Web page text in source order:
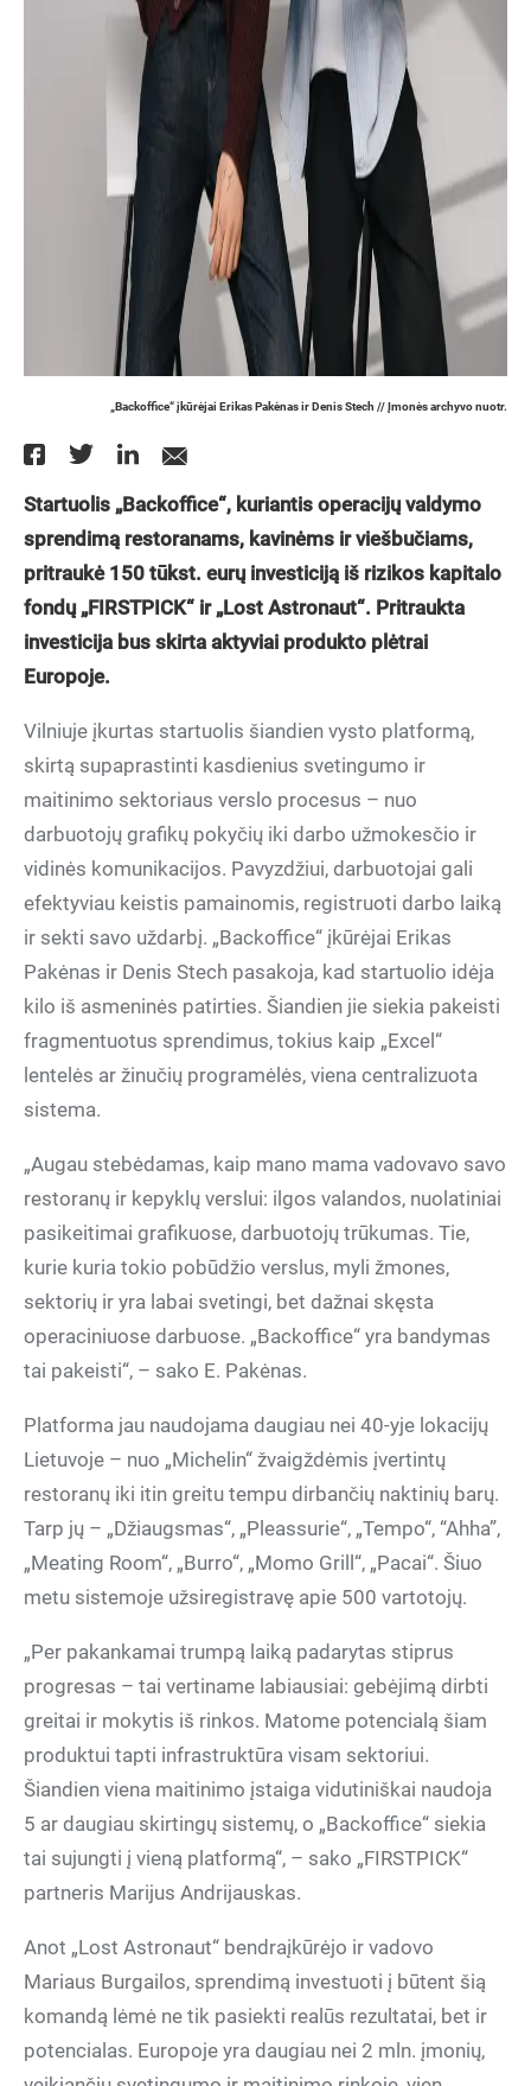
„Backoffice“ įkūrėjai Erikas Pakėnas ir Denis Stech // Įmonės archyvo nuotr.
Startuolis „Backoffice“, kuriantis operacijų valdymo
sprendimą restoranams, kavinėms ir viešbučiams,
pritraukė 150 tūkst. eurų investiciją iš rizikos kapitalo
fondų „FIRSTPICK“ ir „Lost Astronaut“. Pritraukta
investicija bus skirta aktyviai produkto plėtrai
Europoje.
Vilniuje įkurtas startuolis šiandien vysto platformą,
skirtą supaprastinti kasdienius svetingumo ir
maitinimo sektoriaus verslo procesus – nuo
darbuotojų grafikų pokyčių iki darbo užmokesčio ir
vidinės komunikacijos. Pavyzdžiui, darbuotojai gali
efektyviau keistis pamainomis, registruoti darbo laiką
ir sekti savo uždarbį. „Backoffice“ įkūrėjai Erikas
Pakėnas ir Denis Stech pasakoja, kad startuolio idėja
kilo iš asmeninės patirties. Šiandien jie siekia pakeisti
fragmentuotus sprendimus, tokius kaip „Excel“
lentelės ar žinučių programėlės, viena centralizuota
sistema.
„Augau stebėdamas, kaip mano mama vadovavo savo
restoranų ir kepyklų verslui: ilgos valandos, nuolatiniai
pasikeitimai grafikuose, darbuotojų trūkumas. Tie,
kurie kuria tokio pobūdžio verslus, myli žmones,
sektorių ir yra labai svetingi, bet dažnai skęsta
operaciniuose darbuose. „Backoffice“ yra bandymas
tai pakeisti“, – sako E. Pakėnas.
Platforma jau naudojama daugiau nei 40-yje lokacijų
Lietuvoje – nuo „Michelin“ žvaigždėmis įvertintų
restoranų iki itin greitu tempu dirbančių naktinių barų.
Tarp jų – „Džiaugsmas“, „Pleassurie“, „Tempo“, “Ahha”,
„Meating Room“, „Burro“, „Momo Grill“, „Pacai“. Šiuo
metu sistemoje užsiregistravę apie 500 vartotojų.
„Per pakankamai trumpą laiką padarytas stiprus
progresas – tai vertiname labiausiai: gebėjimą dirbti
greitai ir mokytis iš rinkos. Matome potencialą šiam
produktui tapti infrastruktūra visam sektoriui.
Šiandien viena maitinimo įstaiga vidutiniškai naudoja
5 ar daugiau skirtingų sistemų, o „Backoffice“ siekia
tai sujungti į vieną platformą“, – sako „FIRSTPICK“
partneris Marijus Andrijauskas.
Anot „Lost Astronaut“ bendraįkūrėjo ir vadovo
Mariaus Burgailos, sprendimą investuoti į būtent šią
komandą lėmė ne tik pasiekti realūs rezultatai, bet ir
potencialas. Europoje yra daugiau nei 2 mln. įmonių,